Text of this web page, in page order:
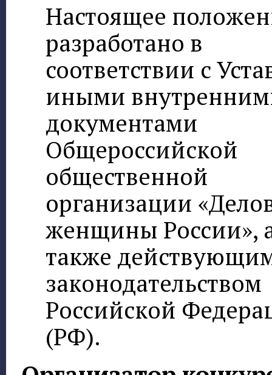
Настоящее
разработано в
соответствии с
иными
документами
Общероссийской
общественной
организации
женщины России»,
также
законодательством
Российской
(РФ).